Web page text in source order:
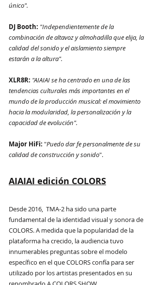
único".
DJ Booth: "Independientemente de la
combinación de altavoz y almohadilla que elija, la
calidad del sonido y el aislamiento siempre
estarán a la altura".
XLR8R: "AIAIAI se ha centrado en una de las
tendencias culturales más importantes en el
mundo de la producción musical: el movimiento
hacia la modularidad, la personalización y la
capacidad de evolución".
Major HiFi: "Puedo dar fe personalmente de su
calidad de construcción y sonido".
AIAIAI edición COLORS
Desde 2016,  TMA-2 ha sido una parte
fundamental de la identidad visual y sonora de
COLORS. A medida que la popularidad de la
plataforma ha crecido, la audiencia tuvo
innumerables preguntas sobre el modelo
específico en el que COLORS confía para ser
utilizado por los artistas presentados en su